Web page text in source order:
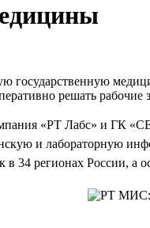
государственную
решать рабочие
«РТ Лабс» и ГК
и лабораторную
регионах России, а